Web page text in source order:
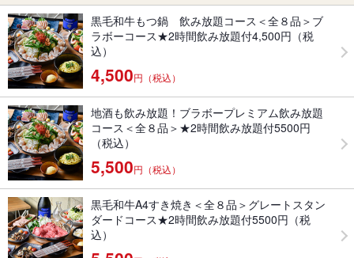
黒毛和牛もつ鍋 飲み放題コース＜全８品＞ブ
ラボーコース★2時間飲み放題付4,500円（税
込）
4,500円（税込）
地酒も飲み放題！ブラボープレミアム飲み放題
コース＜全８品＞★2時間飲み放題付5500円
（税込）
5,500円（税込）
黒毛和牛A4すき焼き＜全８品＞グレートスタン
ダードコース★2時間飲み放題付5500円（税
込）